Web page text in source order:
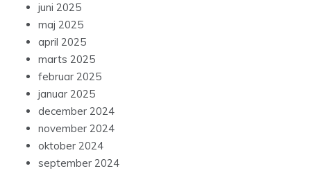
juni 2025
maj 2025
april 2025
marts 2025
februar 2025
januar 2025
december 2024
november 2024
oktober 2024
september 2024